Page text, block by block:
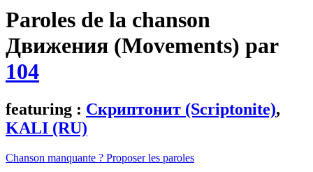
Paroles de la chanson
Движения (Movements) par
104
featuring : Скриптонит (Scriptonite),
KALI (RU)
Chanson manquante ? Proposer les paroles